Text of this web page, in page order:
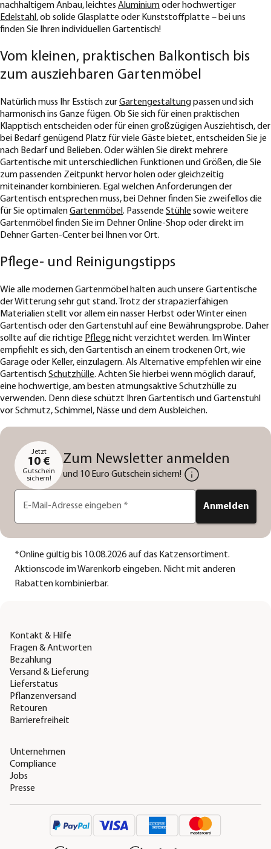
nachhaltigem Anbau, leichtes Aluminiumoder hochwertiger
Edelstahl , ob solide Glasplatte oder Kunststoffplatte – bei uns
finden Sie Ihren individuellen Gartentisch!
Vom kleinen, praktischen Balkontisch bis
zum ausziehbaren Gartenmöbel
Natürlich muss Ihr Esstisch zurGartengestaltungpassen und sich
harmonisch ins Ganze fügen. Ob Sie sich für einen praktischen
Klapptisch entscheiden oder für einen großzügigen Ausziehtisch, der
bei Bedarf genügend Platz für viele Gäste bietet, entscheiden Sie je
nach Bedarf und Belieben. Oder wählen Sie direkt mehrere
Gartentische mit unterschiedlichen Funktionen und Größen, die Sie
zum passenden Zeitpunkt hervor holen oder gleichzeitig
miteinander kombinieren. Egal welchen Anforderungen der
Gartentisch entsprechen muss, bei Dehner finden Sie zweifellos die
für Sie optimalenGartenmöbel . Passende Stühle sowie weitere
Gartenmöbel finden Sie im Dehner Online-Shop oder direkt im
Dehner Garten-Center bei Ihnen vor Ort.
Pflege- und Reinigungstipps
Wie alle modernen Gartenmöbel halten auch unsere Gartentische
der Witterung sehr gut stand. Trotz der strapazierfähigen
Materialien stellt vor allem ein nasser Herbst oder Winter einen
Gartentisch oder den Gartenstuhl auf eine Bewährungsprobe. Daher
sollte auf die richtige Pflege nicht verzichtet werden. Im Winter
empfiehlt es sich, den Gartentisch an einem trockenen Ort, wie
Garage oder Keller, einzulagern. Als Alternative empfehlen wir eine
GartentischSchutzhülle. Achten Sie hierbei wenn möglich darauf,
eine hochwertige, am besten atmungsaktive Schutzhülle zu
verwenden. Denn diese schützt Ihren Gartentisch und Gartenstuhl
vor Schmutz, Schimmel, Nässe und dem Ausbleichen.
Jetzt
10 €
Gutschein
sichern!
Zum Newsletter anmelden
und 10 Euro Gutschein sichern!
E-Mail-Adresse eingeben * Anmelden
*Online gültig bis 10.08.2026 auf das Katzensortiment.
Aktionscode im Warenkorb eingeben. Nicht mit anderen
Rabatten kombinierbar.
Kontakt & Hilfe
Fragen & Antworten
Bezahlung
Versand & Lieferung
Lieferstatus
Pflanzenversand
Retouren
Barrierefreiheit
Unternehmen
Compliance
Jobs
Presse